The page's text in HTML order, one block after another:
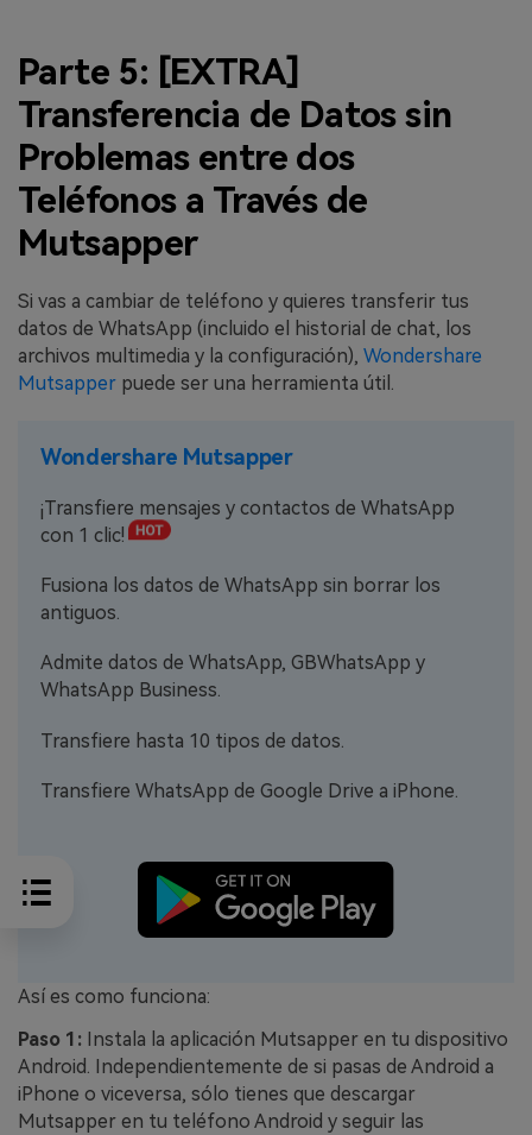
Parte 5: [EXTRA]
Transferencia de Datos sin
Problemas entre dos
Teléfonos a Través de
Mutsapper
Si vas a cambiar de teléfono y quieres transferir tus
datos de WhatsApp (incluido el historial de chat, los
archivos multimedia y la configuración), Wondershare
Mutsapper puede ser una herramienta útil.
Wondershare Mutsapper
¡Transfiere mensajes y contactos de WhatsApp
con 1 clic!
Fusiona los datos de WhatsApp sin borrar los
antiguos.
Admite datos de WhatsApp, GBWhatsApp y
WhatsApp Business.
Transfiere hasta 10 tipos de datos.
Transfiere WhatsApp de Google Drive a iPhone.
Así es como funciona:
Paso 1: Instala la aplicación Mutsapper en tu dispositivo
Android. Independientemente de si pasas de Android a
iPhone o viceversa, sólo tienes que descargar
Mutsapper en tu teléfono Android y seguir las